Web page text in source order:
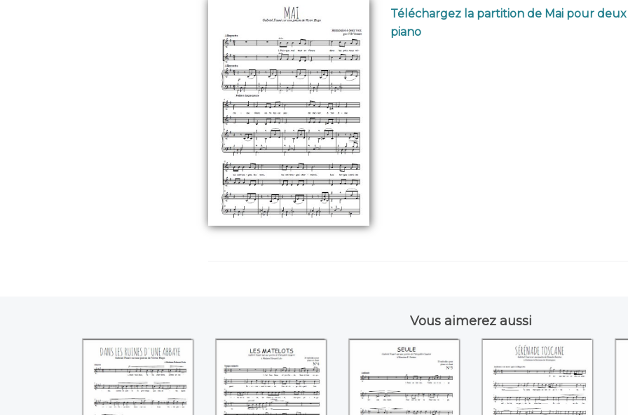
Téléchargez la partition de Mai pour
piano
Vous aimerez aussi
Dans les ruines
d'une abbaye
Les matelots
((Gabriel Fauré))
Seule ((Gabriel
Fauré))
Sérénade toscane
((Gabriel Fauré))